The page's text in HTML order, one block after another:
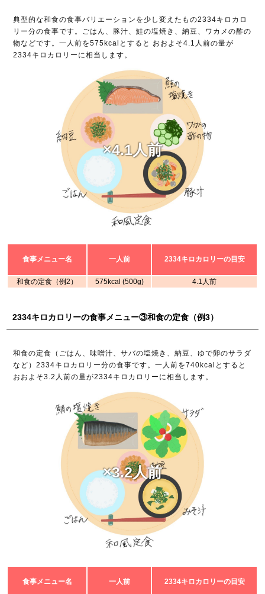
典型的な和食の食事バリエーションを少し変えたもの2334キロカロ
リー分の食事です。ごはん、豚汁、鮭の塩焼き、納豆、ワカメの酢の
物などです。一人前を575kcalとすると おおよそ4.1人前の量が
2334キロカロリーに相当します。
×4.1人前
食事メニュー名 一人前 2334キロカロリーの目安
和食の定食（例2） 575kcal (500g) 4.1人前
2334キロカロリーの食事メニュー③和食の定食（例3）
和食の定食（ごはん、味噌汁、サバの塩焼き、納豆、ゆで卵のサラダ
など）2334キロカロリー分の食事です。一人前を740kcalとすると
おおよそ3.2人前の量が2334キロカロリーに相当します。
×3.2人前
食事メニュー名 一人前 2334キロカロリーの目安